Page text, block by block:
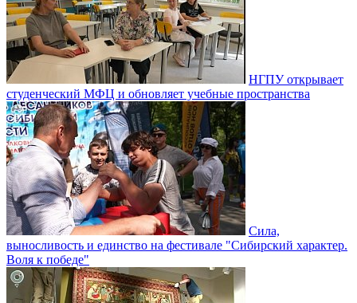
НГПУ открывает
студенческий МФЦ и обновляет учебные пространства
Сила,
выносливость и единство на фестивале "Сибирский характер.
Воля к победе"